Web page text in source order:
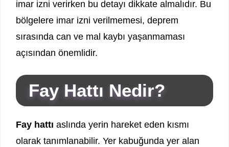
imar izni verirken bu detayı dikkate almalıdır. Bu
bölgelere imar izni verilmemesi, deprem
sırasında can ve mal kaybı yaşanmaması
açısından önemlidir.
Fay Hattı Nedir?
Fay hattı aslında yerin hareket eden kısmı
olarak tanımlanabilir. Yer kabuğunda yer alan